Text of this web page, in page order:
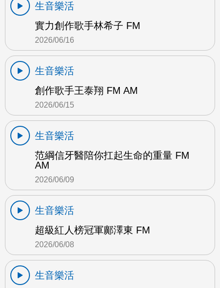
生音樂活
實力創作歌手林希子 FM
2026/06/16
生音樂活
創作歌手王泰翔 FM AM
2026/06/15
生音樂活
范綱信牙醫陪你扛起生命的重量 FM
AM
2026/06/09
生音樂活
超級紅人榜冠軍鄺澤東 FM
2026/06/08
生音樂活